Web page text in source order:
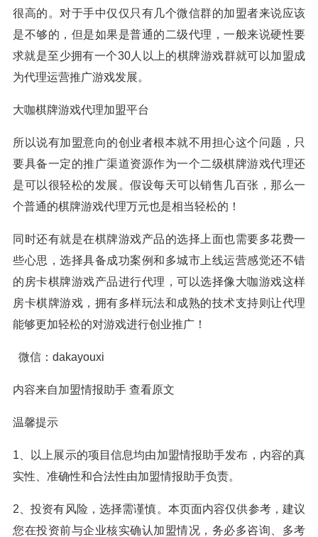
很高的。对于手中仅仅只有几个微信群的加盟者来说应该
是不够的，但是如果是普通的二级代理，一般来说硬性要
求就是至少拥有一个30人以上的棋牌游戏群就可以加盟成
为代理运营推广游戏发展。
大咖棋牌游戏代理加盟平台
所以说有加盟意向的创业者根本就不用担心这个问题，只
要具备一定的推广渠道资源作为一个二级棋牌游戏代理还
是可以很轻松的发展。假设每天可以销售几百张，那么一
个普通的棋牌游戏代理万元也是相当轻松的！
同时还有就是在棋牌游戏产品的选择上面也需要多花费一
些心思，选择具备成功案例和多城市上线运营感觉还不错
的房卡棋牌游戏产品进行代理，可以选择像大咖游戏这样
房卡棋牌游戏，拥有多样玩法和成熟的技术支持则让代理
能够更加轻松的对游戏进行创业推广！
微信：dakayouxi
内容来自加盟情报助手 查看原文
温馨提示
1、以上展示的项目信息均由加盟情报助手发布，内容的真
实性、准确性和合法性由加盟情报助手负责。
2、投资有风险，选择需谨慎。本页面内容仅供参考，建议
您在投资前与企业核实确认加盟情况，务必多咨询、多考